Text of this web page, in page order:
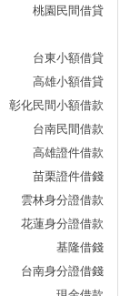
桃園民間借貸
台東小額借貸
高雄小額借貸
彰化民間小額借款
台南民間借款
高雄證件借款
苗栗證件借錢
雲林身分證借款
花蓮身分證借款
基隆借錢
台南身分證借錢